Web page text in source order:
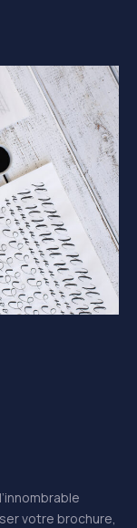
votre brochure,